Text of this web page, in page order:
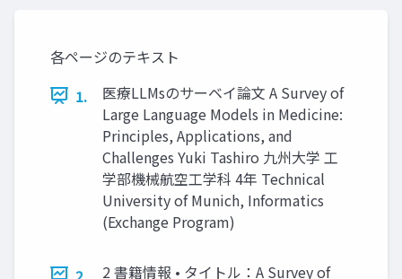
各ページのテキスト
1.
医療LLMsのサーベイ論⽂ A Survey of
Large Language Models in Medicine:
Principles, Applications, and
Challenges Yuki Tashiro 九州⼤学 ⼯
学部機械航空⼯学科 4年 Technical
University of Munich, Informatics
(Exchange Program)
2 書籍情報 • タイトル：A Survey of